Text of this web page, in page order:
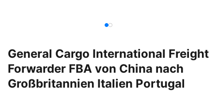
General Cargo International Freight
Forwarder FBA von China nach
Großbritannien Italien Portugal